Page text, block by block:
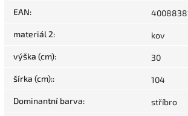
EAN:
materiál 2: kov
výška (cm): 30
šírka (cm):: 104
Dominantní barva: stříbro